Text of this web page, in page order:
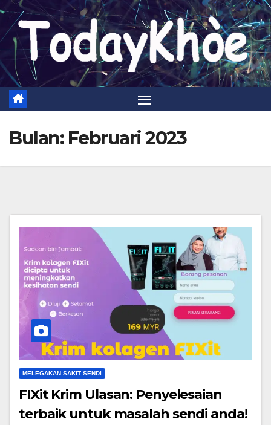
Skip
content
Bulan: Februari 2023
MELEGAKAN SAKIT SENDI
FIXit Krim Ulasan: Penyelesaian
terbaik untuk masalah sendi anda!